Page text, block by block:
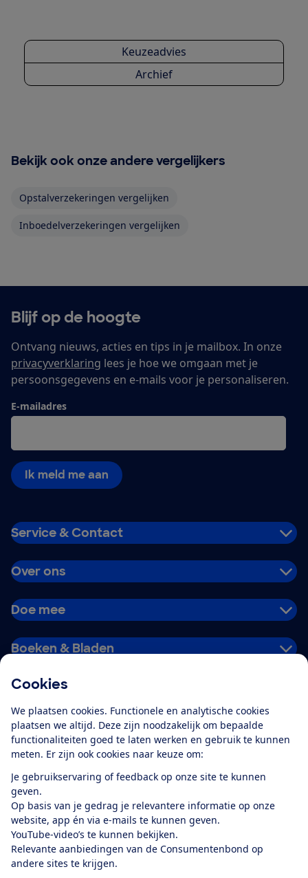
Cookies
We plaatsen cookies. Functionele en analytische cookies
plaatsen we altijd. Deze zijn noodzakelijk om bepaalde
functionaliteiten goed te laten werken en gebruik te kunnen
meten. Er zijn ook cookies naar keuze om:
Je gebruikservaring of feedback op onze site te kunnen
geven.
Op basis van je gedrag je relevantere informatie op onze
website, app én via e-mails te kunnen geven.
YouTube-video’s te kunnen bekijken.
Relevante aanbiedingen van de Consumentenbond op
andere sites te krijgen.
Keuzeadvies
Archief
Bekijk ook onze andere vergelijkers
Opstalverzekeringen vergelijken
Inboedelverzekeringen vergelijken
Blijf op de hoogte
Ontvang nieuws, acties en tips in je mailbox. In onze
privacyverklaring lees je hoe we omgaan met je
persoonsgegevens en e-mails voor je personaliseren.
E-mailadres
Ik meld me aan
Service & Contact
Over ons
Doe mee
Boeken & Bladen
Alles over de
app
Algemene Voorwaarden
Privacyverklaring
Cookiebeleid
Privacyvoorkeuren
Toegankelijkheid